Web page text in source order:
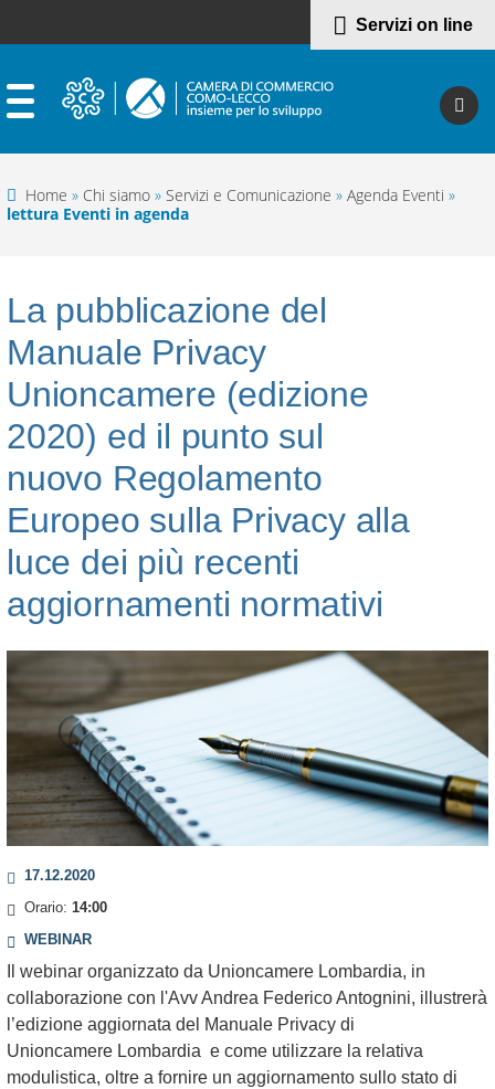
Servizi on line
Home » Chi siamo » Servizi e Comunicazione » Agenda Eventi »
lettura Eventi in agenda
La pubblicazione del
Manuale Privacy
Unioncamere (edizione
2020) ed il punto sul
nuovo Regolamento
Europeo sulla Privacy alla
luce dei più recenti
aggiornamenti normativi
−
17.12.2020
Orario: 14:00
WEBINAR
Il webinar organizzato da Unioncamere Lombardia, in
collaborazione con l'Avv Andrea Federico Antognini, illustrerà
l’edizione aggiornata del Manuale Privacy di
Unioncamere Lombardia e come utilizzare la relativa
modulistica, oltre a fornire un aggiornamento sullo stato di